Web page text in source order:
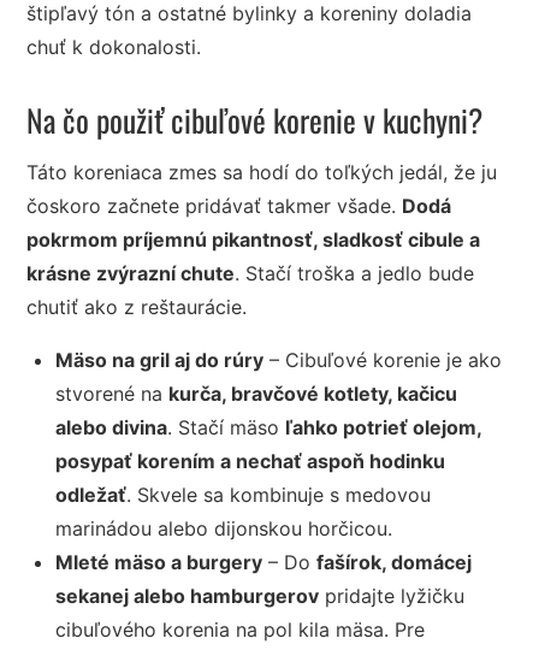
štipľavý tón a ostatné bylinky a koreniny doladia
chuť k dokonalosti.
Na čo použiť cibuľové korenie v kuchyni?
Táto koreniaca zmes sa hodí do toľkých jedál, že ju
čoskoro začnete pridávať takmer všade. Dodá
pokrmom príjemnú pikantnosť, sladkosť cibule a
krásne zvýrazní chute. Stačí troška a jedlo bude
chutiť ako z reštaurácie.
Mäso na gril aj do rúry – Cibuľové korenie je ako
stvorené na kurča, bravčové kotlety, kačicu
alebo divina. Stačí mäso ľahko potrieť olejom,
posypať korením a nechať aspoň hodinku
odležať. Skvele sa kombinuje s medovou
marinádou alebo dijonskou horčicou.
Mleté mäso a burgery – Dofašírok, domácej
sekanej alebo hamburgerov pridajte lyžičku
cibuľového korenia na pol kila mäsa. Pre